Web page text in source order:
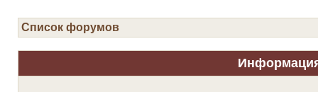
Список форумов